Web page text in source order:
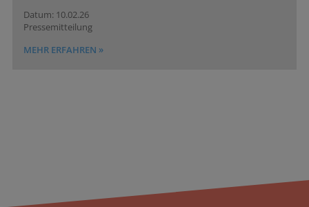
10.02.26
Pressemitteilung
MEHR ERFAHREN »